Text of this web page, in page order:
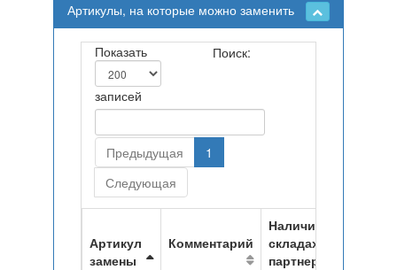
Артикулы, на которые можно заменить
Показать
записей
Поиск:
Предыдущая
1
Следующая
Артикул
замены
Комментарий
Наличие на
складах
партнеров